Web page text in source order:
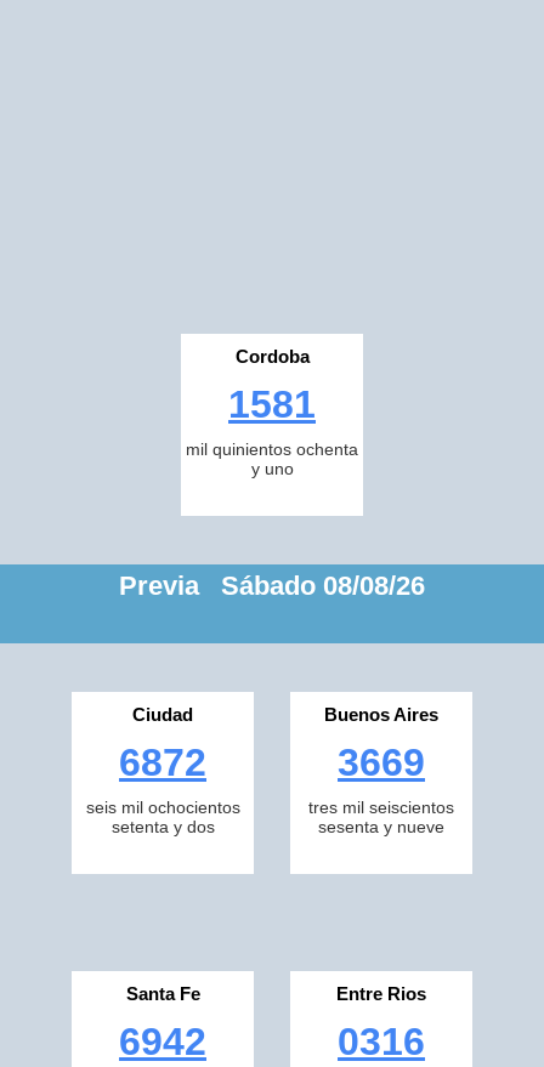
Cordoba
1581
mil quinientos ochenta
y uno
Previa Sábado 08/08/26
Ciudad
6872
seis mil ochocientos
setenta y dos
Buenos Aires
3669
tres mil seiscientos
sesenta y nueve
Santa Fe
6942
Entre Rios
0316